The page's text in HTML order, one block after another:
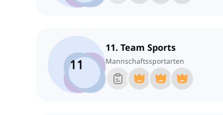
11
11. Team Sports
Mannschaftssportarten